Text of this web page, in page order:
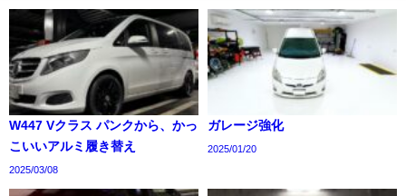
W447 Vクラス パンクから、かっ
こいいアルミ履き替え
2025/03/08
ガレージ強化
2025/01/20